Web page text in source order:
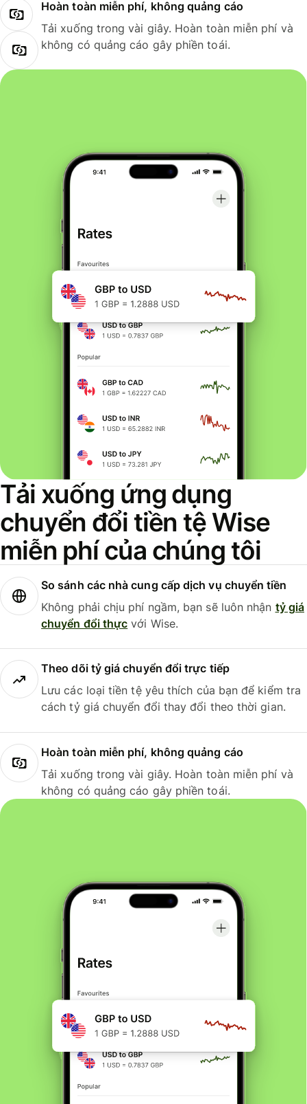
Hoàn toàn miễn phí, không quảng cáo
Tải xuống trong vài giây. Hoàn toàn miễn phí và
không có quảng cáo gây phiền toái.
Tải xuống ứng dụng
chuyển đổi tiền tệ Wise
miễn phí của chúng tôi
So sánh các nhà cung cấp dịch vụ chuyển tiền
Không phải chịu phí ngầm, bạn sẽ luôn nhận tỷ giá
chuyển đổi thực với Wise.
Theo dõi tỷ giá chuyển đổi trực tiếp
Lưu các loại tiền tệ yêu thích của bạn để kiểm tra
cách tỷ giá chuyển đổi thay đổi theo thời gian.
Hoàn toàn miễn phí, không quảng cáo
Tải xuống trong vài giây. Hoàn toàn miễn phí và
không có quảng cáo gây phiền toái.